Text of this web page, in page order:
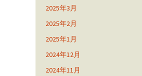
2025年3月
2025年2月
2025年1月
2024年12月
2024年11月